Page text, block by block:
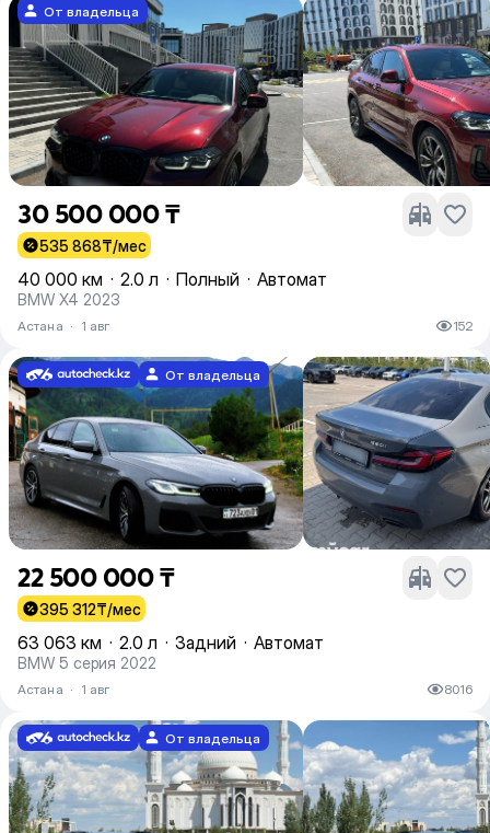
От владельца
30 500 000 ₸
535 868₸/мес
40 000 км · 2.0 л · Полный · Автомат
BMW X4 2023
Астана · 1 авг 152
От владельца
22 500 000 ₸
395 312₸/мес
63 063 км · 2.0 л · Задний · Автомат
BMW 5 серия 2022
Астана · 1 авг 8016
От владельца